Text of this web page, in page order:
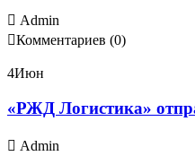
Admin
Комментариев (0)
4Июн
«РЖД Логистика»
Admin